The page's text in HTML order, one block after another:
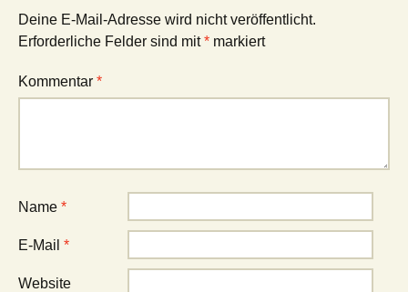
Deine E-Mail-Adresse wird nicht veröffentlicht.
Erforderliche Felder sind mit* markiert
Kommentar *
Name *
E-Mail *
Website